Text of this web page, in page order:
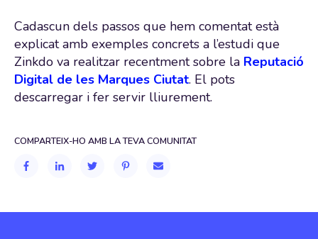
Cadascun dels passos que hem comentat està
explicat amb exemples concrets a l’estudi que
Zinkdo va realitzar recentment sobre la Reputació
Digital de les Marques Ciutat. El pots
descarregar i fer servir lliurement.
COMPARTEIX-HO AMB LA TEVA COMUNITAT